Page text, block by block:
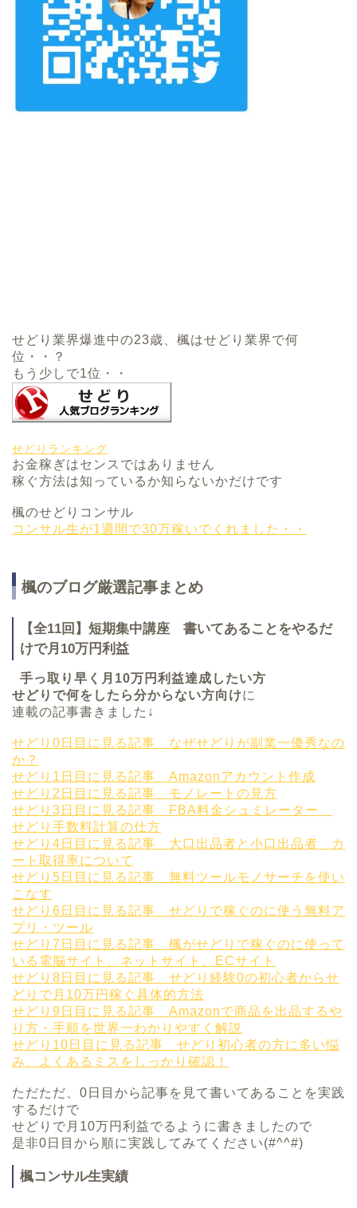
せどり業界爆進中の23歳、楓はせどり業界で何
位・・？
もう少しで1位・・
せどりランキング
お金稼ぎはセンスではありません
稼ぐ方法は知っているか知らないかだけです
楓のせどりコンサル
コンサル生が1週間で30万稼いでくれました・・
楓のブログ厳選記事まとめ
【全11回】短期集中講座 書いてあることをやるだ
けで月10万円利益
手っ取り早く月10万円利益達成したい方
せどりで何をしたら分からない方向けに
連載の記事書きました↓
せどり0日目に見る記事 なぜせどりが副業一優秀なの
か？
せどり1日目に見る記事 Amazonアカウント作成
せどり2日目に見る記事 モノレートの見方
せどり3日目に見る記事 FBA料金シュミレーター
せどり手数料計算の仕方
せどり4日目に見る記事 大口出品者と小口出品者 カ
ート取得率について
せどり5日目に見る記事 無料ツールモノサーチを使い
こなす
せどり6日目に見る記事 せどりで稼ぐのに使う無料ア
プリ・ツール
せどり7日目に見る記事 楓がせどりで稼ぐのに使って
いる電脳サイト、ネットサイト、ECサイト
せどり8日目に見る記事 せどり経験0の初心者からせ
どりで月10万円稼ぐ具体的方法
せどり9日目に見る記事 Amazonで商品を出品するや
り方・手順を世界一わかりやすく解説
せどり10日目に見る記事 せどり初心者の方に多い悩
み、よくあるミスをしっかり確認！
ただただ、0日目から記事を見て書いてあることを実践
するだけで
せどりで月10万円利益でるように書きましたので
是非0日目から順に実践してみてください(#^^#)
楓コンサル生実績